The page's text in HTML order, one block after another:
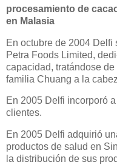
procesamiento de
en Malasia
En octubre de 2004
Petra Foods Limited,
capacidad, tratándose
familia Chuang a la
En 2005 Delfi incorporó
clientes.
En 2005 Delfi adquirió
productos de salud en
la distribución de sus